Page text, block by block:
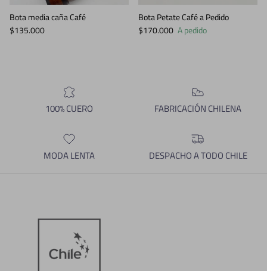
Bota media caña Café
Precio normal
$135.000
Bota Petate Café a Pedido
Precio normal
$170.000 A pedido
100% CUERO FABRICACIÓN CHILENA
MODA LENTA DESPACHO A TODO CHILE